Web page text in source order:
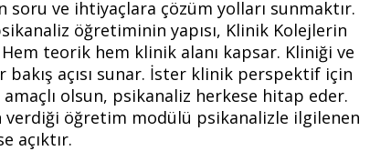
soru ve ihtiyaçlara çözüm yolları sunmaktır.
öğretiminin yapısı, Klinik Kolejlerin
teorik hem klinik alanı kapsar. Kliniği ve
bakış açısı sunar. İster klinik perspektif için
olsun, psikanaliz herkese hitap eder.
verdiği öğretim modülü psikanalizle ilgilenen
açıktır.